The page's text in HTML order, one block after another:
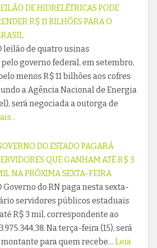
DE HIDRELÉTRICAS PODE
R$ 11 BILHÕES PARA O
leilão de quatro usinas
governo federal, em setembro,
menos R$ 11 bilhões aos cofres
a Agência Nacional de Energia
será negociada a outorga de
DO ESTADO PAGARÁ
QUE GANHAM ATÉ R$ 3
NA PRÓXIMA SEXTA-FEIRA
Governo do RN paga nesta sexta-
servidores públicos estaduais
R$ 3 mil, correspondente ao
Na terça-feira (15), será
para quem recebe… Leia